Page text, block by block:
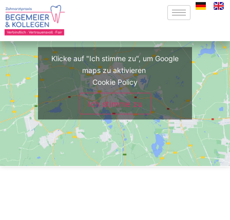
Klicke auf "Ich stimme zu", um Google
maps zu aktivieren
Cookie Policy
Ich stimme zu